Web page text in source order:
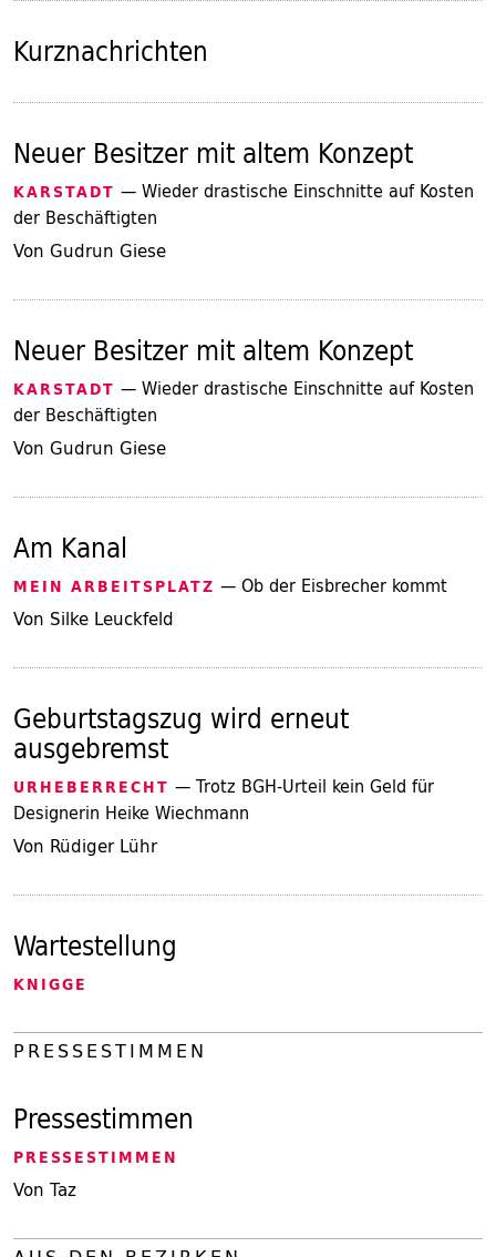
Kurznachrichten
Neuer Besitzer mit altem Konzept
KARSTADT — Wieder drastische Einschnitte auf Kosten
der Beschäftigten
Von Gudrun Giese
Neuer Besitzer mit altem Konzept
KARSTADT — Wieder drastische Einschnitte auf Kosten
der Beschäftigten
Von Gudrun Giese
Am Kanal
MEIN ARBEITSPLATZ — Ob der Eisbrecher kommt
Von Silke Leuckfeld
Geburtstagszug wird erneut
ausgebremst
URHEBERRECHT — Trotz BGH-Urteil kein Geld für
Designerin Heike Wiechmann
Von Rüdiger Lühr
Wartestellung
KNIGGE
PRESSESTIMMEN
Pressestimmen
PRESSESTIMMEN
Von Taz